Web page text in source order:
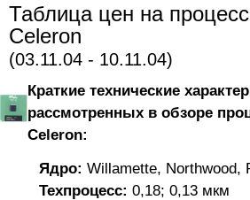
Таблица цен на
Celeron
(03.11.04 - 10.11.04)
Краткие технические
рассмотренных в обзоре
Celeron:
Ядро: Willamette, Northwood,
Техпроцесс: 0,18; 0,13 мкм